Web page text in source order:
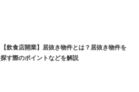
【飲食店開業】居抜き物件とは？居抜き物件を
探す際のポイントなどを解説